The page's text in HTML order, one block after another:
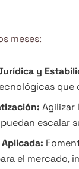
meses:
y
que
Agilizar
escalar
el mercado,